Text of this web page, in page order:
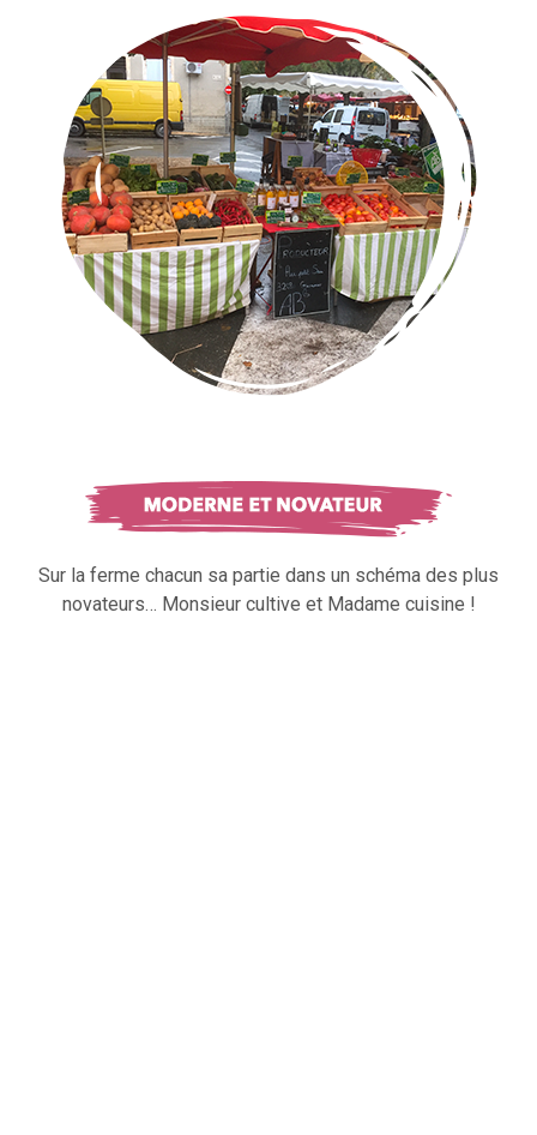
Sur la ferme chacun sa partie dans un schéma des plus
novateurs… Monsieur cultive et Madame cuisine !